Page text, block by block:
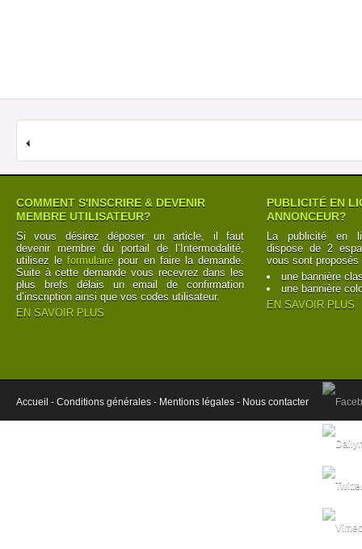
COMMENT S'INSCRIRE & DEVENIR
MEMBRE UTILISATEUR?
Si vous désirez déposer un article, il faut
devenir membre du portail de l’Intermodalité,
utilisez leformulaire pour en faire la demande.
Suite à cette demande vous recevrez dans les
plus brefs délais un email de confirmation
d’inscription ainsi que vos codes utilisateur.
EN SAVOIR PLUS
PUBLICITÉ EN
ANNONCEUR?
La publicité en
dispose de 2
vous sont proposés
une bannière
une bannière
EN SAVOIR PLUS
Accueil - Conditions générales - Mentions légales - Nous contacter